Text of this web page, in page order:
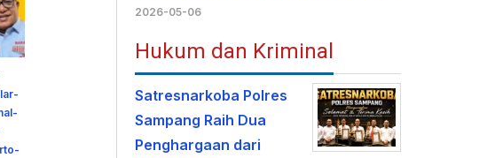
2026-05-06
Hukum dan Kriminal
Satresnarkoba Polres
Sampang Raih Dua
Penghargaan dari